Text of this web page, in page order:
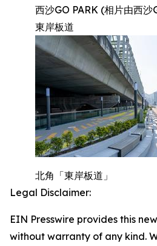
西沙GO PARK (相片由西沙
東岸板道
北角「東岸板道」
Legal Disclaimer:
EIN Presswire provides this
without warranty of any kind.